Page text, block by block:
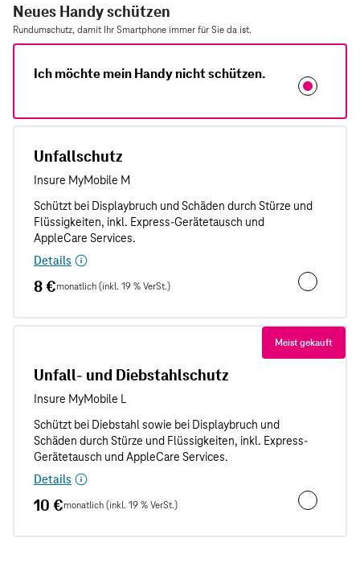
Neues Handy schützen
Rundumschutz, damit Ihr Smartphone immer für Sie da ist.
Ich möchte mein Handy nicht schützen.
Unfallschutz
Details
8 €monatlich (inkl. 19 % VerSt.)
Meist gekauft
Unfall- und Diebstahlschutz
Details
10 €monatlich (inkl. 19 % VerSt.) Unfall- und